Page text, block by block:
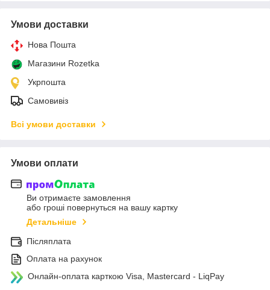
Умови доставки
Нова Пошта
Магазини Rozetka
Укрпошта
Самовивіз
Всі умови доставки
Умови оплати
Ви отримаєте замовлення
або гроші повернуться на вашу картку
Детальніше
Післяплата
Оплата на рахунок
Онлайн-оплата карткою Visa, Mastercard - LiqPay